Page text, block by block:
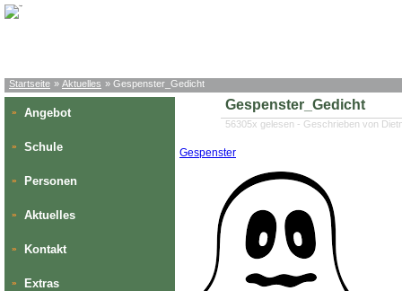
Startseite » Aktuelles » Gespenster_Gedicht
» Angebot
» Schule
» Personen
» Aktuelles
» Kontakt
» Extras
Gespenster_Gedicht
56305x gelesen - Geschrieben von
Gespenster